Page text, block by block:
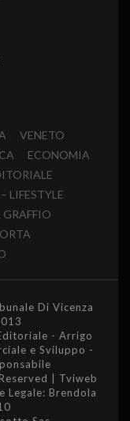
VENETO
ECONOMIA
LIFESTYLE
GRAFFIO
Di Vicenza
- Arrigo
e Sviluppo -
| Tviweb
Legale: Brendola